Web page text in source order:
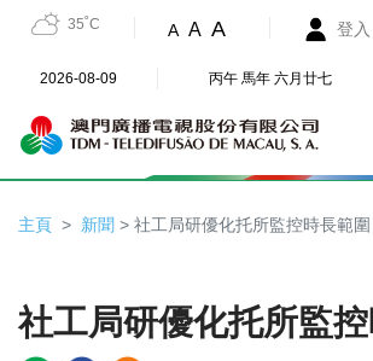
35˚C A A A 登入
2026-08-09 丙午 馬年 六月廿七
主頁 新聞 > 社工局研優化托所監控時長範圍
社工局研優化托所監